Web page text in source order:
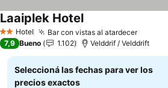
2 Estrellas
Hotel Bar con vistas al atardecerVer
Laaiplek HotelVer precios
7,9 Bueno 1.102 Velddrif / Velddrift
Seleccioná las fechas para ver los
precios exactos